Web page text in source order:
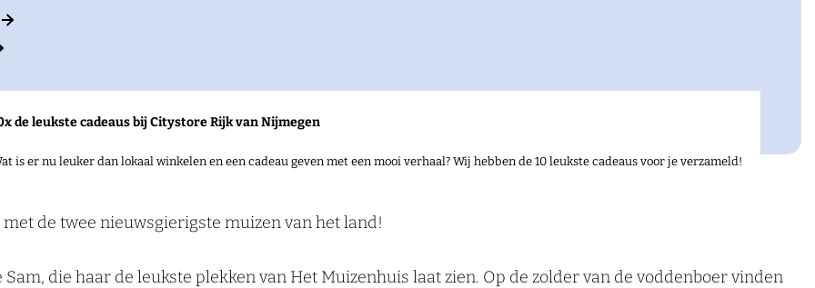
de leukste cadeaus bij Citystore Rijk van Nijmegen
is er nu leuker dan lokaal winkelen en een cadeau geven met een mooi verhaal? Wij hebben de 10 leukste cadeaus voor je verzameld!
de twee nieuwsgierigste muizen van het land!
die haar de leukste plekken van Het Muizenhuis laat zien. Op de zolder van de voddenboer vinden